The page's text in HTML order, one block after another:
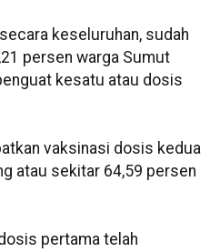
keseluruhan, sudah
persen warga Sumut
kesatu atau dosis
vaksinasi dosis kedua
atau sekitar 64,59 persen
pertama telah